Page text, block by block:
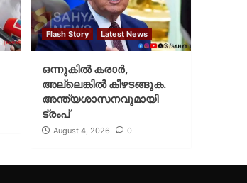
Flash Story Latest News
ഒന്നുകില്‍ കരാര്‍,
അല്ലെങ്കില്‍ കീഴടങ്ങുക.
അന്ത്യശാസനവുമായി
ട്രംപ്
August 4, 2026 0